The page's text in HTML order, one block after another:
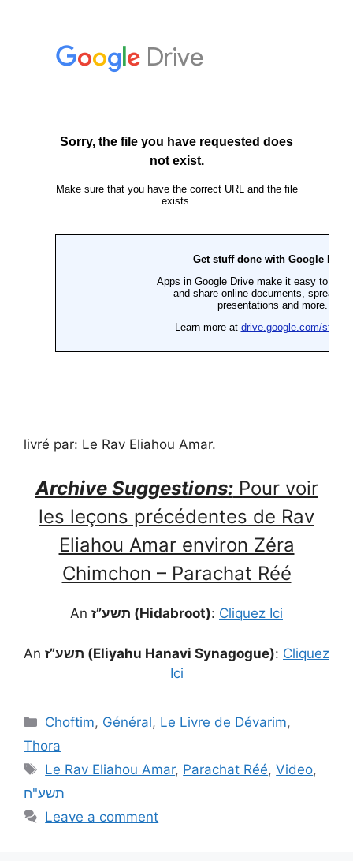
livré par: Le Rav Eliahou Amar.
Archive Suggestions:Pour voir
les leçons précédentes de Rav
Eliahou Amar environ Zéra
Chimchon – Parachat Réé
An תשע”ז (Hidabroot): Cliquez Ici
An תשע”ז (Eliyahu Hanavi Synagogue): Cliquez
Ici
Choftim, Général, Le Livre de Dévarim,
Thora
Le Rav Eliahou Amar, Parachat Réé,Video,
תשע"ח
Leave a comment